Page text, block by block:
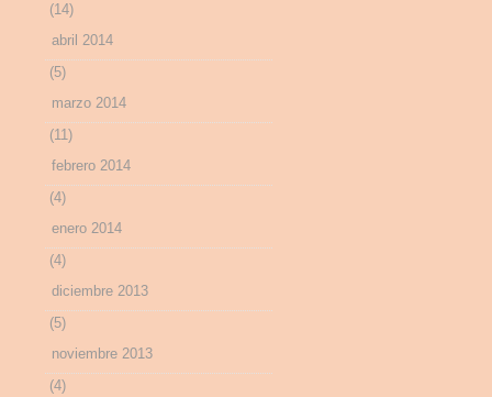
(14)
abril 2014
(5)
marzo 2014
(11)
febrero 2014
(4)
enero 2014
(4)
diciembre 2013
(5)
noviembre 2013
(4)